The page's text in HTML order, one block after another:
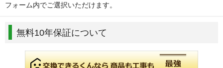
フォーム内でご選択いただけます。
無料10年保証について